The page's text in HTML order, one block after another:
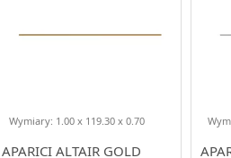
APARICI ALTAIR GOLD
Wymiary: 1.00 x 119.30 x 0.70